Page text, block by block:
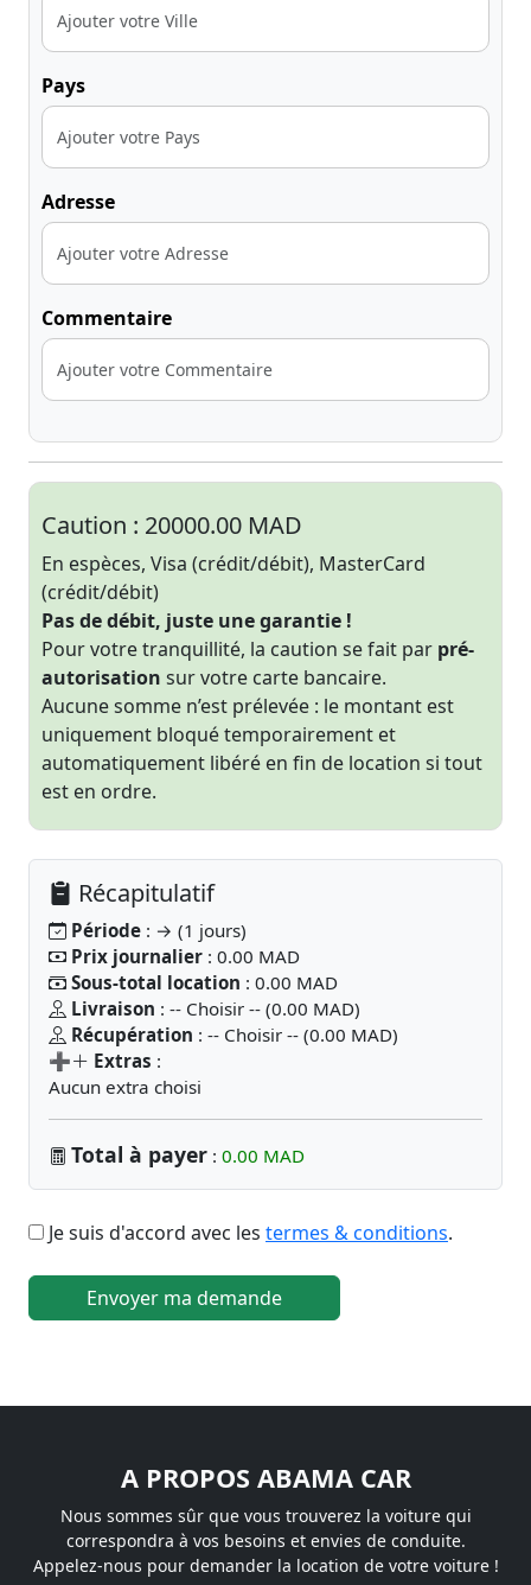
Pays
Adresse
Commentaire
Caution : 20000.00 MAD
En espèces, Visa (crédit/débit), MasterCard
(crédit/débit)
Pas de débit, juste une garantie !
Pour votre tranquillité, la caution se fait par pré-
autorisation sur votre carte bancaire.
Aucune somme n’est prélevée : le montant est
uniquement bloqué temporairement et
automatiquement libéré en fin de location si tout
est en ordre.
Récapitulatif
Période : → (1 jours)
Prix journalier : 0.00 MAD
Sous-total location : 0.00 MAD
Livraison : -- Choisir -- (0.00 MAD)
Récupération : -- Choisir -- (0.00 MAD)
➕
Extras :
Aucun extra choisi
Total à payer : 0.00 MAD
Je suis d'accord avec les termes & conditions.
Envoyer ma demande
A PROPOS ABAMA CAR
Nous sommes sûr que vous trouverez la voiture qui
correspondra à vos besoins et envies de conduite.
Appelez-nous pour demander la location de votre voiture !